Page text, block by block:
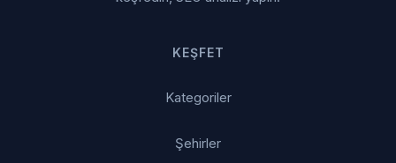
KEŞFET
Kategoriler
Şehirler